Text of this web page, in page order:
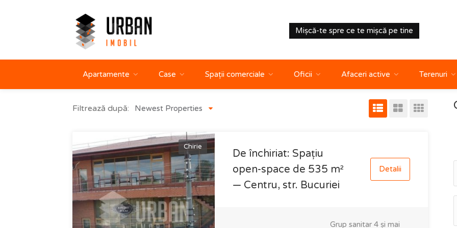
Mișcă-te spre ce te mișcă pe tine
Apartamente Case Spații comerciale Oficii Afaceri active Terenuri
Filtrează după: Newest Properties
Chirie
De închiriat: Spațiu
open-space de 535 m²
— Centru, str. Bucuriei
Detalii
Grup sanitar4 și mai